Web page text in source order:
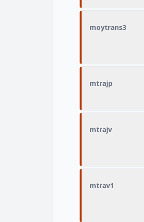
moytrans3
mtrajp
mtrajv
mtrav1